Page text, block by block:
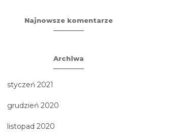
WYCIECZKA NR 1
Najnowsze komentarze
Archiwa
styczeń 2021
grudzień 2020
listopad 2020